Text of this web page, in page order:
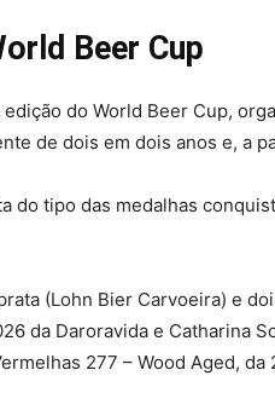
Beer Cup
do World Beer Cup,
de dois em dois anos e, a
tipo das medalhas
(Lohn Bier Carvoeira) e
da Daroravida e Catharina
277 – Wood Aged, da